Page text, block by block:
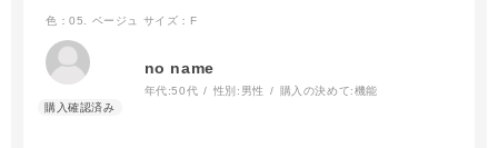
色：05. ベージュ サイズ：F
no name
年代:50代 性別: 男性 購入の決めて:機能